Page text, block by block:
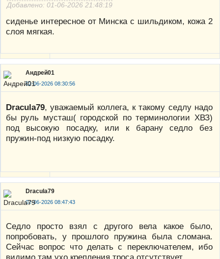
Добавлено: 01-06-2026 21:48:19
сиденье интересное от Минска с шильдиком, кожа 2
слоя мягкая.
Андрей01
02-06-2026 08:30:56
Dracula79, уважаемый коллега, к такому седлу надо
бы руль мусташ( городской по терминологии ХВЗ)
под высокую посадку, или к барану седло без
пружин-под низкую посадку.
Dracula79
02-06-2026 08:47:43
Седло просто взял с другого вела какое было,
попробовать, у прошлого пружина была сломана.
Сейчас вопрос что делать с переключателем, ибо
видимо там ухо крепления троса отсутствует.